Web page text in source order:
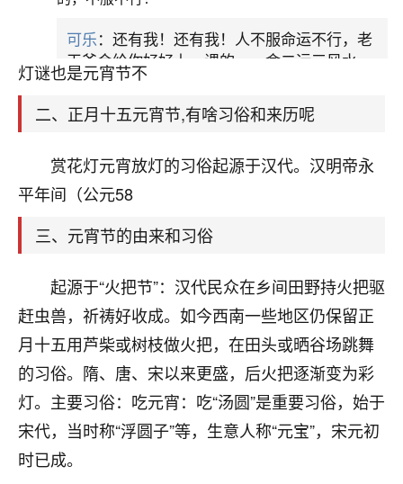
景，同时也会品尝美味的元宵，这是一种由糯米制
成的甜品，寓意着团团圆圆、甜甜蜜蜜。此外，猜
灯谜也是元宵节不
二、正月十五元宵节,有啥习俗和来历呢
赏花灯元宵放灯的习俗起源于汉代。汉明帝永
平年间（公元58
三、元宵节的由来和习俗
起源于“火把节”：汉代民众在乡间田野持火把驱
赶虫兽，祈祷好收成。如今西南一些地区仍保留正
月十五用芦柴或树枝做火把，在田头或晒谷场跳舞
的习俗。隋、唐、宋以来更盛，后火把逐渐变为彩
灯。主要习俗：吃元宵：吃“汤圆”是重要习俗，始于
宋代，当时称“浮圆子”等，生意人称“元宝”，宋元初
时已成。
可乐：还有我！还有我！人不服命运不行，老
天爷会给你好好上一课的。一命二运三风水，
哪样不服都不行！
平安是福：我也是每年找老师化太岁，看年
卦，认识老师3年了，都是缘分啊！
17分钟前 来自湖北 19
心若莲花
我是做餐饮的，这两年，生意屡屡受挫，店开一家关
家底快败光了，真是倒霉！我也想找人看看到底怎么
回事？
鹿森：你可以找老师看看，人有时不服命不行
啊！
太阳当空赵 ：我也做餐饮的，生意不算大，但
是我从找店开始都是找慧来老师跟进的，选
址、风水、还有开业日子，哪哪都看了，虽然
大环境不好，但是我家生意还可以，前几天又
刚找老师做了补财库，希望财运更好一点！